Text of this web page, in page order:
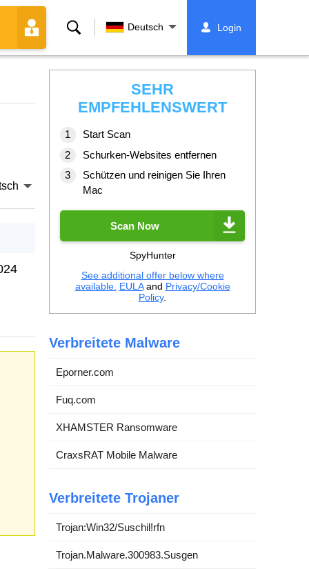
Suche Deutsch Login
SEHR
EMPFEHLENSWERT
Start Scan
Schurken-Websites entfernen
Schützen und reinigen Sie Ihren
Mac
Scan Now
SpyHunter
See additional offer below where
available. EULAand Privacy/Cookie
Policy.
Verbreitete Malware
Eporner.com
Fuq.com
XHAMSTER Ransomware
CraxsRAT Mobile Malware
Verbreitete Trojaner
Trojan:Win32/Suschil!rfn
Trojan.Malware.300983.Susgen